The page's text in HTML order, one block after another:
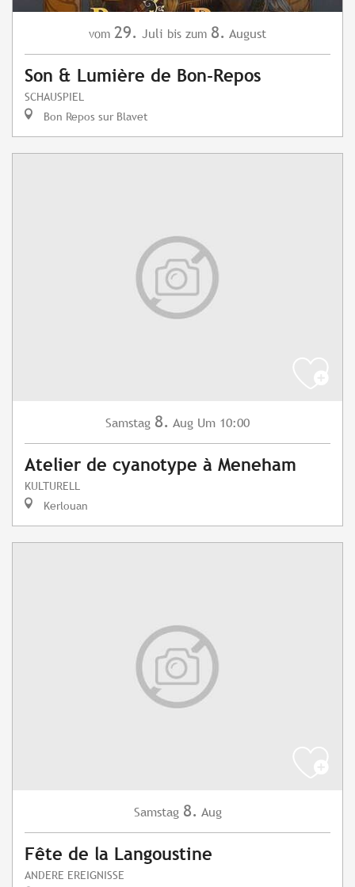
vom 29. Juli bis zum 8. August
Son & Lumière de Bon-Repos
SCHAUSPIEL
Bon Repos sur Blavet
Samstag 8. Aug Um 10:00
Atelier de cyanotype à Meneham
KULTURELL
Kerlouan
Samstag 8. Aug
Fête de la Langoustine
ANDERE EREIGNISSE